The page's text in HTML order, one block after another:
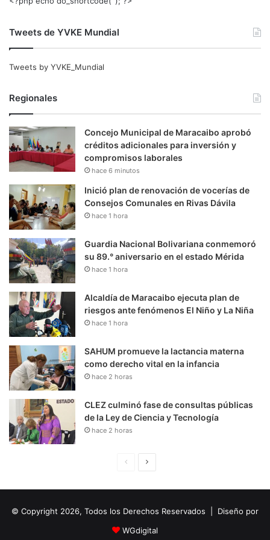
Tweets de YVKE Mundial
Tweets by YVKE_Mundial
Regionales
Concejo Municipal de Maracaibo aprobó
créditos adicionales para inversión y
compromisos laborales
hace 6 minutos
Inició plan de renovación de vocerías de
Consejos Comunales en Rivas Dávila
hace 1 hora
Guardia Nacional Bolivariana conmemoró
su 89.° aniversario en el estado Mérida
hace 1 hora
Alcaldía de Maracaibo ejecuta plan de
riesgos ante fenómenos El Niño y La Niña
hace 1 hora
SAHUM promueve la lactancia materna
como derecho vital en la infancia
hace 2 horas
CLEZ culminó fase de consultas públicas
de la Ley de Ciencia y Tecnología
hace 2 horas
i
n
u
i
© Copyright 2026, Todos los Derechos Reservados | Diseño por
WGdigital